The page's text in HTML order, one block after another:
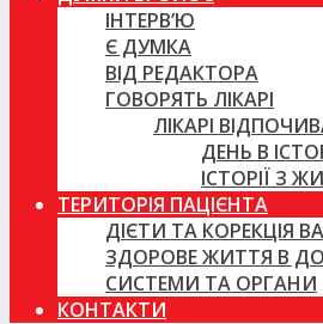
ІНТЕРВ’Ю
Є ДУМКА
ВІД РЕДАКТОРА
ГОВОРЯТЬ ЛІКАРІ
ЛІКАРІ
ДЕНЬ В
ІСТОРІЇ З
ТЕРИТОРІЯ ПАЦІЄНТА
ДІЄТИ ТА КОРЕКЦІЯ
ЗДОРОВЕ ЖИТТЯ В
СИСТЕМИ ТА ОРГАНИ
КОНТАКТИ